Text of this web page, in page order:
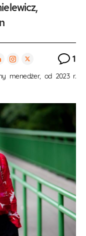
1
menedżer, od 2023 r.